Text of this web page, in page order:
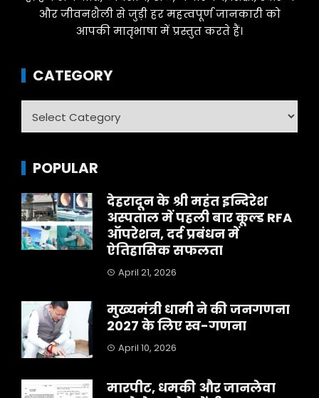
और जीवनशैली से जुड़ी हर महत्वपूर्ण जानकारी को
आपकी मातृभाषा में प्रस्तुत करते हैं।
CATEGORY
POPULAR
देहरादून के श्री महंत इन्दिरेश
अस्पताल में पहली बार कूल्ड RFA
ऑपरेशन, दर्द प्रबंधन में
ऐतिहासिक सफलता
April 21, 2026
मुख्यमंत्री धामी ने की जनगणना
2027 के लिए स्व-गणना
April 10, 2026
मारपीट, धमकी और जानलेवा